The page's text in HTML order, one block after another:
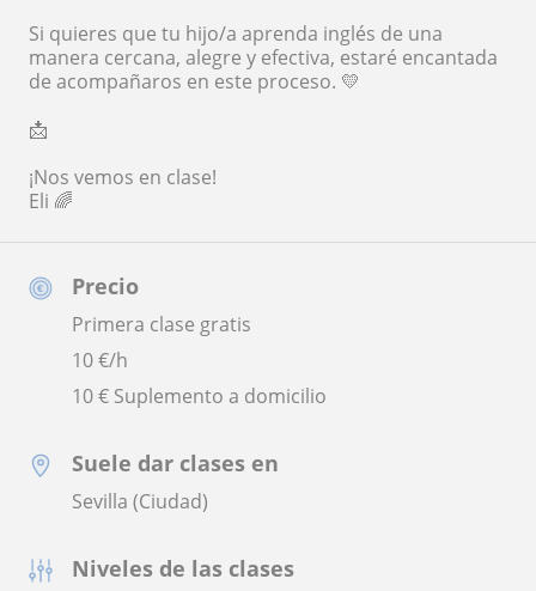
Precio
Primera clase gratis
10€/h
10 € Suplemento a domicilio
Suele dar clases en
Sevilla (Ciudad)
Niveles de las clases
Si quieres que tu hijo/a aprenda inglés de una
manera cercana, alegre y efectiva, estaré encantada
de acompañaros en este proceso. 💛
📩
¡Nos vemos en clase!
Eli 🌈